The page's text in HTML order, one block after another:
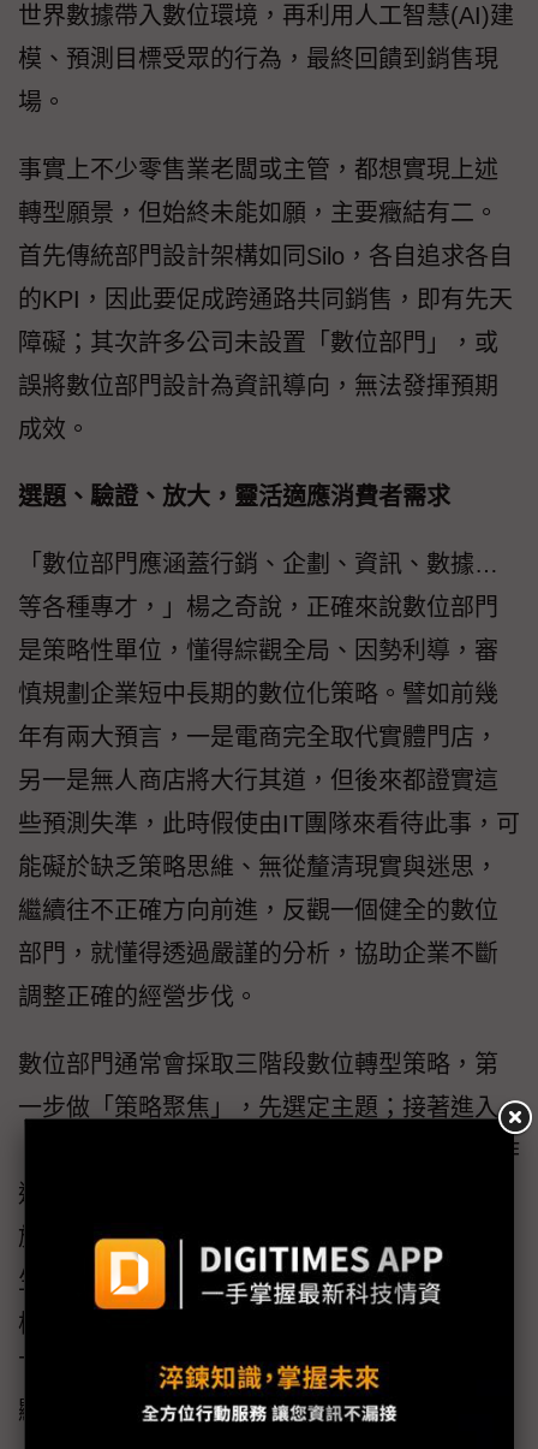
世界數據帶入數位環境，再利用人工智慧(AI)建
模、預測目標受眾的行為，最終回饋到銷售現
場。
事實上不少零售業老闆或主管，都想實現上述
轉型願景，但始終未能如願，主要癥結有二。
首先傳統部門設計架構如同Silo，各自追求各自
的KPI，因此要促成跨通路共同銷售，即有先天
障礙；其次許多公司未設置「數位部門」，或
誤將數位部門設計為資訊導向，無法發揮預期
成效。
選題、驗證、放大，靈活適應消費者需求
「數位部門應涵蓋行銷、企劃、資訊、數據…
等各種專才，」楊之奇說，正確來說數位部門
是策略性單位，懂得綜觀全局、因勢利導，審
慎規劃企業短中長期的數位化策略。譬如前幾
年有兩大預言，一是電商完全取代實體門店，
另一是無人商店將大行其道，但後來都證實這
些預測失準，此時假使由IT團隊來看待此事，可
能礙於缺乏策略思維、無從釐清現實與迷思，
繼續往不正確方向前進，反觀一個健全的數位
部門，就懂得透過嚴謹的分析，協助企業不斷
調整正確的經營步伐。
數位部門通常會採取三階段數位轉型策略，第
一步做「策略聚焦」，先選定主題；接著進入
「策略驗證」，挑出一部分受眾，與IT單位合作
進行小規模試行；待驗證成果無誤，再擴大實
施，達到「策略執行」。溫紹群說，現今產品
生命週期日趨縮短，若企業沿用過往長期規畫
模式，恐難靈活因應消費者行為變化；相形之
下，選主題、做驗證、再放大的敏捷式做法，
顯然更合乎時宜。